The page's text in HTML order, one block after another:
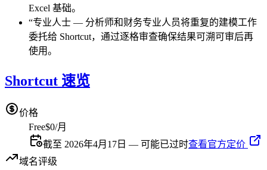
Excel 基础。
“专业人士 — 分析师和财务专业人员将重复的建模工作
委托给 Shortcut，通过逐格审查确保结果可溯可审后再
使用。
Shortcut 速览
价格
Free$0/月
截至 2026年4月17日 — 可能已过时查看官方定价
域名评级